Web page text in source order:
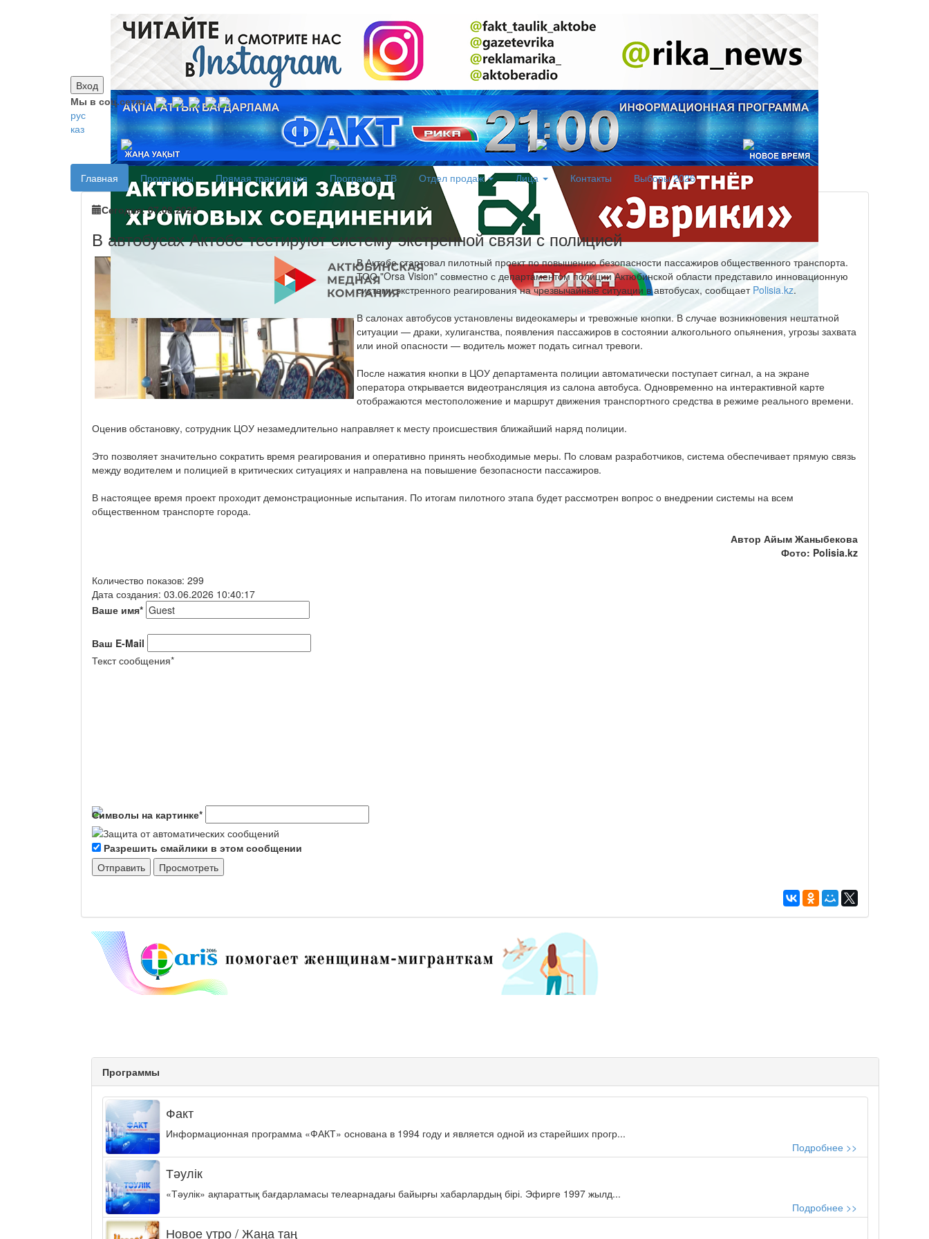
Вход
Мы в соц.сетях:
рус
каз
Главная Программы Прямая трансляция Программа ТВ Отдел продаж Лица Контакты Выборы 2026
Сегодня: 07.08.2026
В автобусах Актобе тестируют систему экстренной связи с полицией
В Актобе стартовал пилотный проект по повышению безопасности пассажиров общественного транспорта.
ТОО "Orsa Vision" совместно с департаментом полиции Актюбинской области представило инновационную
систему экстренного реагирования на чрезвычайные ситуации в автобусах, сообщает Polisia.kz.
В салонах автобусов установлены видеокамеры и тревожные кнопки. В случае возникновения нештатной
ситуации — драки, хулиганства, появления пассажиров в состоянии алкогольного опьянения, угрозы захвата
или иной опасности — водитель может подать сигнал тревоги.
После нажатия кнопки в ЦОУ департамента полиции автоматически поступает сигнал, а на экране
оператора открывается видеотрансляция из салона автобуса. Одновременно на интерактивной карте
отображаются местоположение и маршрут движения транспортного средства в режиме реального времени.
Оценив обстановку, сотрудник ЦОУ незамедлительно направляет к месту происшествия ближайший наряд полиции.
Это позволяет значительно сократить время реагирования и оперативно принять необходимые меры. По словам разработчиков, система обеспечивает прямую связь
между водителем и полицией в критических ситуациях и направлена на повышение безопасности пассажиров.
В настоящее время проект проходит демонстрационные испытания. По итогам пилотного этапа будет рассмотрен вопрос о внедрении системы на всем
общественном транспорте города.
Автор Айым Жаныбекова
Фото: Polisia.kz
Количество показов: 299
Дата создания: 03.06.2026 10:40:17
Ваше имя*
Ваш E-Mail
Текст сообщения*
Символы на картинке*
Разрешить смайлики в этом сообщении
Программы
Факт
Информационная программа «ФАКТ» основана в 1994 году и является одной из старейших прогр...
Подробнее >>
Тәулік
«Тәулік» ақпараттық бағдарламасы телеарнадағы байырғы хабарлардың бірі. Эфирге 1997 жылд...
Подробнее >>
Новое утро / Жаңа таң